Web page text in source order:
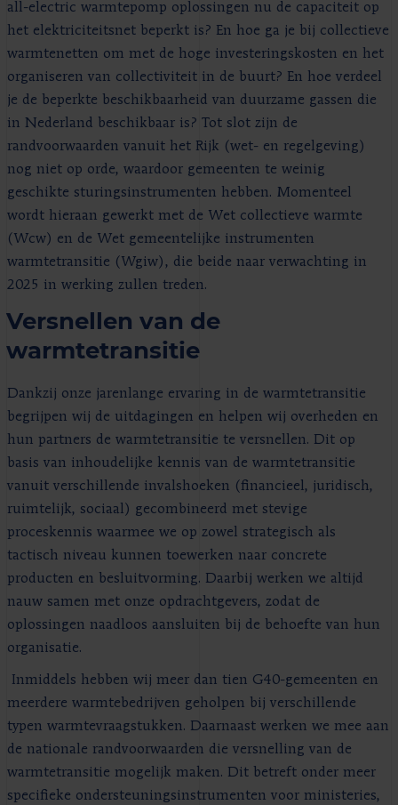
all-electric warmtepomp oplossingen nu de capaciteit op
het elektriciteitsnet beperkt is? En hoe ga je bij collectieve
warmtenetten om met de hoge investeringskosten en het
organiseren van collectiviteit in de buurt? En hoe verdeel
je de beperkte beschikbaarheid van duurzame gassen die
in Nederland beschikbaar is? Tot slot zijn de
randvoorwaarden vanuit het Rijk (wet- en regelgeving)
nog niet op orde, waardoor gemeenten te weinig
geschikte sturingsinstrumenten hebben. Momenteel
wordt hieraan gewerkt met de Wet collectieve warmte
(Wcw) en de Wet gemeentelijke instrumenten
warmtetransitie (Wgiw), die beide naar verwachting in
2025 in werking zullen treden.
Versnellen van de
warmtetransitie
Dankzij onze jarenlange ervaring in de warmtetransitie
begrijpen wij de uitdagingen en helpen wij overheden en
hun partners de warmtetransitie te versnellen. Dit op
basis van inhoudelijke kennis van de warmtetransitie
vanuit verschillende invalshoeken (financieel, juridisch,
ruimtelijk, sociaal) gecombineerd met stevige
proceskennis waarmee we op zowel strategisch als
tactisch niveau kunnen toewerken naar concrete
producten en besluitvorming. Daarbij werken we altijd
nauw samen met onze opdrachtgevers, zodat de
oplossingen naadloos aansluiten bij de behoefte van hun
organisatie.
Inmiddels hebben wij meer dan tien G40-gemeenten en
meerdere warmtebedrijven geholpen bij verschillende
typen warmtevraagstukken. Daarnaast werken we mee aan
de nationale randvoorwaarden die versnelling van de
warmtetransitie mogelijk maken. Dit betreft onder meer
specifieke ondersteuningsinstrumenten voor ministeries,